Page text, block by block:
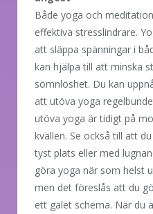
Både yoga och
effektiva stresslindrare.
att släppa spänningar i
kan hjälpa till att minska
sömnlöshet. Du kan
att utöva yoga
utöva yoga är tidigt på
kvällen. Se också till att
tyst plats eller med
göra yoga när som helst
men det föreslås att du
ett galet schema. När du